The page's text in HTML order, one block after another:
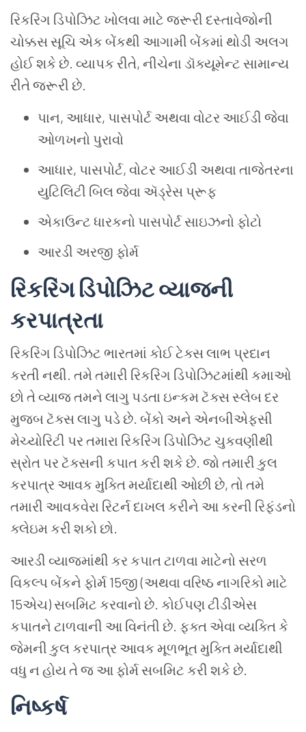
રિકરિંગ ડિપોઝિટ ખોલવા માટે જરૂરી દસ્તાવેજોની
ચોક્કસ સૂચિ એક બેંકથી આગામી બેંકમાં થોડી અલગ
હોઈ શકે છે. વ્યાપક રીતે, નીચેના ડૉક્યૂમેન્ટ સામાન્ય
રીતે જરૂરી છે.
પાન, આધાર, પાસપોર્ટ અથવા વોટર આઈડી જેવા
ઓળખનો પુરાવો
આધાર, પાસપોર્ટ, વોટર આઈડી અથવા તાજેતરના
યુટિલિટી બિલ જેવા ઍડ્રેસ પ્રૂફ
એકાઉન્ટ ધારકનો પાસપોર્ટ સાઇઝનો ફોટો
આરડી અરજી ફોર્મ
રિકરિંગ ડિપોઝિટ વ્યાજની
કરપાત્રતા
રિકરિંગ ડિપોઝિટ ભારતમાં કોઈ ટેક્સ લાભ પ્રદાન
કરતી નથી. તમે તમારી રિકરિંગ ડિપોઝિટમાંથી કમાઓ
છો તે વ્યાજ તમને લાગુ પડતા ઇન્કમ ટૅક્સ સ્લેબ દર
મુજબ ટૅક્સ લાગુ પડે છે. બેંકો અને એનબીએફસી
મેચ્યોરિટી પર તમારા રિકરિંગ ડિપોઝિટ ચુકવણીથી
સ્રોત પર ટૅક્સની કપાત કરી શકે છે. જો તમારી કુલ
કરપાત્ર આવક મુક્તિ મર્યાદાથી ઓછી છે, તો તમે
તમારી આવકવેરા રિટર્ન દાખલ કરીને આ કરની રિફંડનો
ક્લેઇમ કરી શકો છો.
આરડી વ્યાજમાંથી કર કપાત ટાળવા માટેનો સરળ
વિકલ્પ બેંકને ફોર્મ 15જી (અથવા વરિષ્ઠ નાગરિકો માટે
15એચ) સબમિટ કરવાનો છે. કોઈપણ ટીડીએસ
કપાતને ટાળવાની આ વિનંતી છે. ફક્ત એવા વ્યક્તિ કે
જેમની કુલ કરપાત્ર આવક મૂળભૂત મુક્તિ મર્યાદાથી
વધુ ન હોય તે જ આ ફોર્મ સબમિટ કરી શકે છે.
નિષ્કર્ષ